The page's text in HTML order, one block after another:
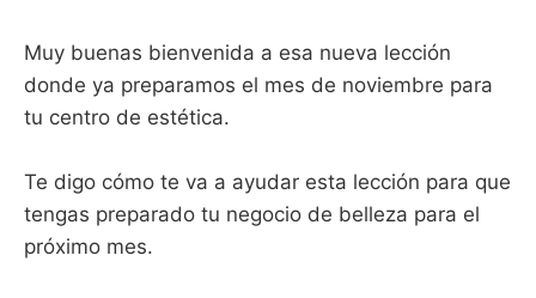
Muy buenas bienvenida a esa nueva lección
donde ya preparamos el mes de noviembre para
tu centro de estética.
Te digo cómo te va a ayudar esta lección para que
tengas preparado tu negocio de belleza para el
próximo mes.